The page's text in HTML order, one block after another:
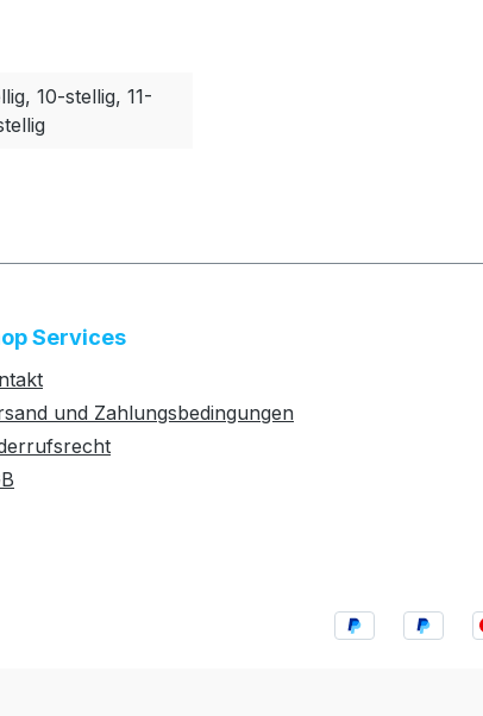
10-stellig, 11-
Services
und Zahlungsbedingungen